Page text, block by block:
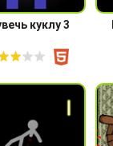
куклу 3